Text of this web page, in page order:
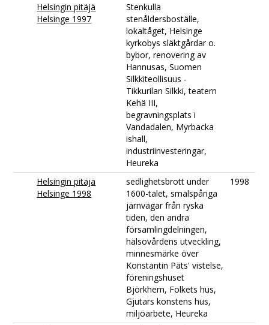
Helsingin pitäjä
Helsinge 1997
Stenkulla
stenåldersboställe,
lokaltåget, Helsinge
kyrkobys släktgårdar o.
bybor, renovering av
Hannusas, Suomen
Silkkiteollisuus -
Tikkurilan Silkki, teatern
Kehä III,
begravningsplats i
Vandadalen, Myrbacka
ishall,
industriinvesteringar,
Heureka
Helsingin pitäjä
Helsinge 1998
sedlighetsbrott under
1600-talet, smalspåriga
järnvägar från ryska
tiden, den andra
församlingdelningen,
hälsovårdens utveckling,
minnesmärke över
Konstantin Päts' vistelse,
föreningshuset
Björkhem, Folkets hus,
Gjutars konstens hus,
miljöarbete, Heureka
1998